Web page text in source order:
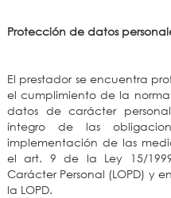
Protección de datos
El prestador se encuentra
el cumplimiento de la
datos de carácter
íntegro de las
implementación de las
el art. 9 de la Ley 15/
Carácter Personal (LOPD) y
la LOPD.